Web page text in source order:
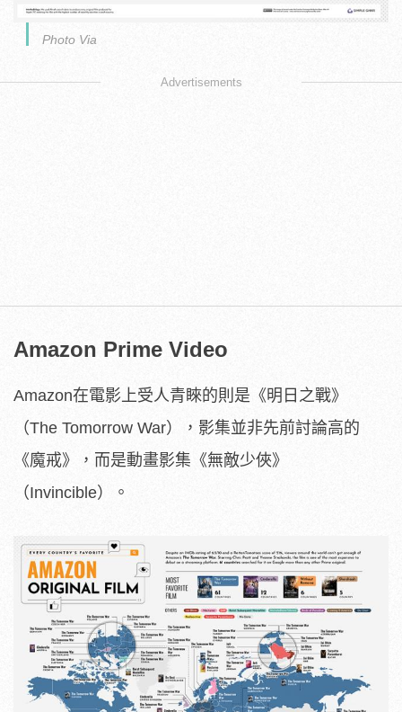
Photo Via
Advertisements
Amazon Prime Video
Amazon在電影上受人青睞的則是《明日之戰》
（The Tomorrow War），影集並非先前討論高的
《魔戒》，而是動畫影集《無敵少俠》
（Invincible）。